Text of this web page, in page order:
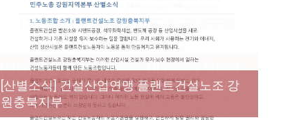
[성명] 막을 수 있었던 죽음, HL만도가 책임져
라 : 청년노동자 사망사고의 철저한 진상규명
과 재발방지 대책 마련하라
[산별소식] 건설산업연맹 플랜트건설노조 강
원충북지부
[강릉,속초,원주,춘천] 폭염감시단 사업 이모저
모
[조합원☆인터뷰] 서비스연맹 전국학교비정
규직노동조합 강원지부 김유미 춘천지회장
[본부소식] 강원지역 노동자 합창단 모임